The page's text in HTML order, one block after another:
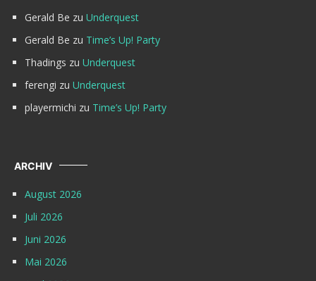
Gerald Be zu Underquest
Gerald Be zu Time’s Up! Party
Thadings zu Underquest
ferengi zu Underquest
playermichi zu Time’s Up! Party
ARCHIV
August 2026
Juli 2026
Juni 2026
Mai 2026